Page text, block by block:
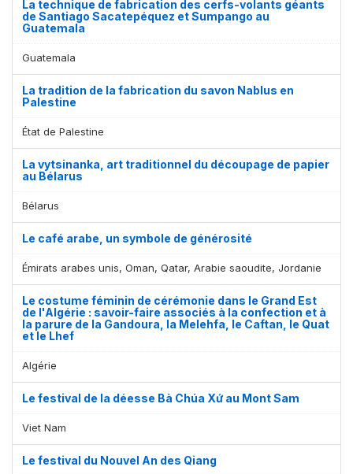
La technique de fabrication des cerfs-volants géants
de Santiago Sacatepéquez et Sumpango au
Guatemala
Guatemala
La tradition de la fabrication du savon Nablus en
Palestine
État de Palestine
La vytsinanka, art traditionnel du découpage de papier
au Bélarus
Bélarus
Le café arabe, un symbole de générosité
Émirats arabes unis, Oman, Qatar, Arabie saoudite, Jordanie
Le costume féminin de cérémonie dans le Grand Est
de l'Algérie : savoir-faire associés à la confection et à
la parure de la Gandoura, la Melehfa, le Caftan, le Quat
et le Lhef
Algérie
Le festival de la déesse Bà Chúa Xứ au Mont Sam
Viet Nam
Le festival du Nouvel An des Qiang